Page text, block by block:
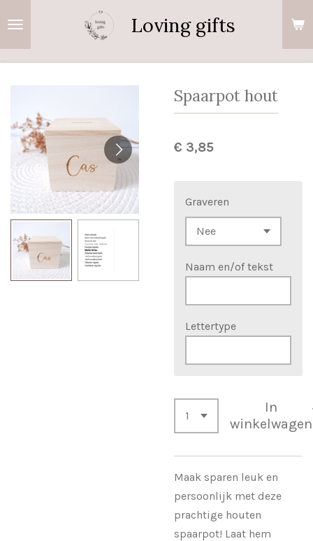
Loving gifts
Spaarpot hout
€ 3,85
Graveren
Naam en/of tekst
Lettertype
In
winkelwagen
Maak sparen leuk en
persoonlijk met deze
prachtige houten
spaarpot! Laat hem